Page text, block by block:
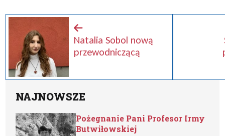
Natalia Sobol nową
przewodniczącą
NAJNOWSZE
Pożegnanie Pani Profesor Irmy
Butwiłowskiej